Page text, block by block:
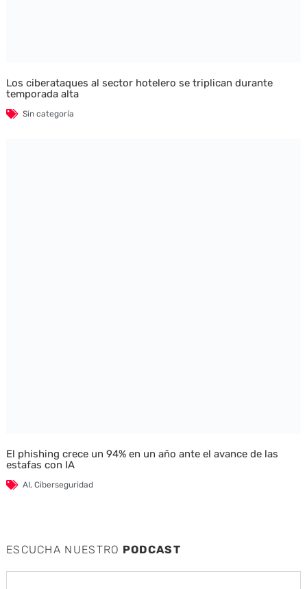
Los ciberataques al sector hotelero se triplican durante
temporada alta
Sin categoría
El phishing crece un 94% en un año ante el avance de las
estafas con IA
AI, Ciberseguridad
ESCUCHA NUESTRO PODCAST